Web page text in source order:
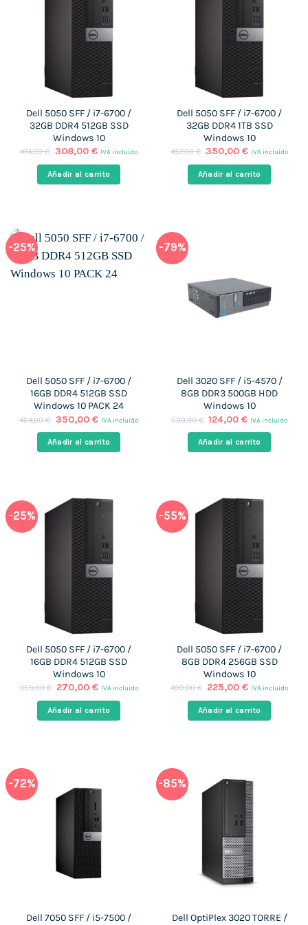
Dell 5050 SFF / i7-6700 /
32GB DDR4 512GB SSD
Windows 10
474,00€ El
original
era:
308,00 €El
actual
es:
IVA incluido
Añadir al carrito
Dell 5050 SFF / i7-6700 /
32GB DDR4 1TB SSD
Windows 10
457,00€ El
original
era:
350,00€El
actual
es:
IVA incluido
Añadir al carrito
-25%
Dell 5050 SFF / i7-6700 /
16GB DDR4 512GB SSD
Windows 10 PACK 24
464,00€ El
original
era:
350,00 €El
actual
es:
IVA incluido
Añadir al carrito
-79%
Dell 3020 SFF / i5-4570 /
8GB DDR3 500GB HDD
Windows 10
599,00€ El
original
era:
124,00€El
actual
es:
IVA incluido
Añadir al carrito
-25%
Dell 5050 SFF / i7-6700 /
16GB DDR4 512GB SSD
Windows 10
359,00€ El
original
era:
270,00€El
actual
es:
IVA incluido
Añadir al carrito
-55%
Dell 5050 SFF / i7-6700 /
8GB DDR4 256GB SSD
Windows 10
499,00€ El
original
era:
225,00€El
actual
es:
IVA incluido
Añadir al carrito
-72%
Dell 7050 SFF / i5-7500 /
-85%
Dell OptiPlex 3020 TORRE /